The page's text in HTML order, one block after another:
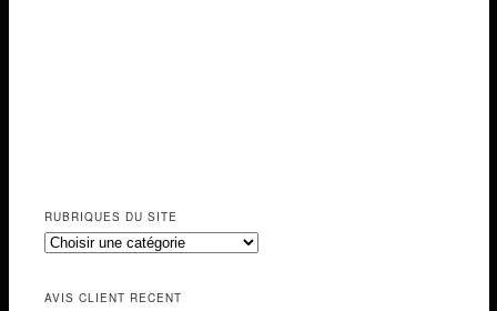
RUBRIQUES DU SITE
AVIS CLIENT RECENT